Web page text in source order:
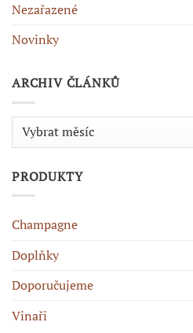
Nezařazené
Novinky
ARCHIV ČLÁNKŮ
Archiv
článků
PRODUKTY
Champagne
Doplňky
Doporučujeme
Vinaři